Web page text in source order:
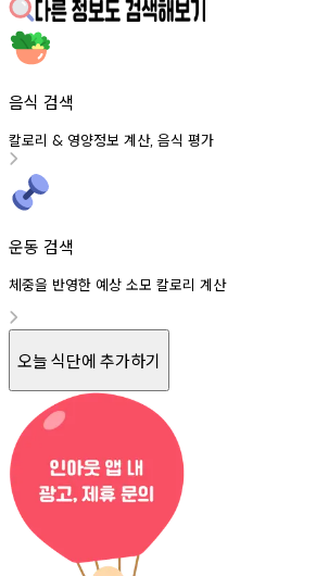
음식 검색
칼로리 & 영양정보 계산, 음식 평가
운동 검색
체중을 반영한 예상 소모 칼로리 계산
오늘 식단에 추가하기